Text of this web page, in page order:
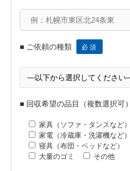
■ ご依頼の種類 必須
■ 回収希望の品目（複数選択可）
家具（ソファ・タンスなど）
家電（冷蔵庫・洗濯機など）
寝具（布団・ベッドなど）
大量のゴミ
その他